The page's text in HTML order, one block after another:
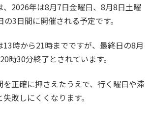
、2026年は8月7日金曜日、8月8日土曜
3日間に開催される予定です。
時から21時までですが、最終日の8月
時30分終了とされています。
を正確に押さえたうえで、行く曜日や滞
敗しにくくなります。